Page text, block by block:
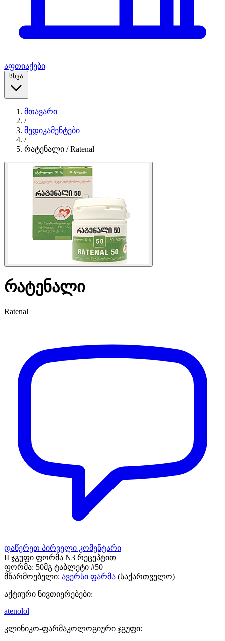
აფთიაქები
სხვა
მთავარი
/
მედიკამენტები
/
რატენალი / Ratenal
რატენალი
Ratenal
დაწერეთ პირველი კომენტარი
II ჯგუფი ფორმა N3 რეცეპტით
ფორმა: 50მგ ტაბლეტი #50
მწარმოებელი: ავერსი ფარმა (საქართველო)
აქტიური ნივთიერებები:
atenolol
კლინიკო-ფარმაკოლოგიური ჯგუფი: